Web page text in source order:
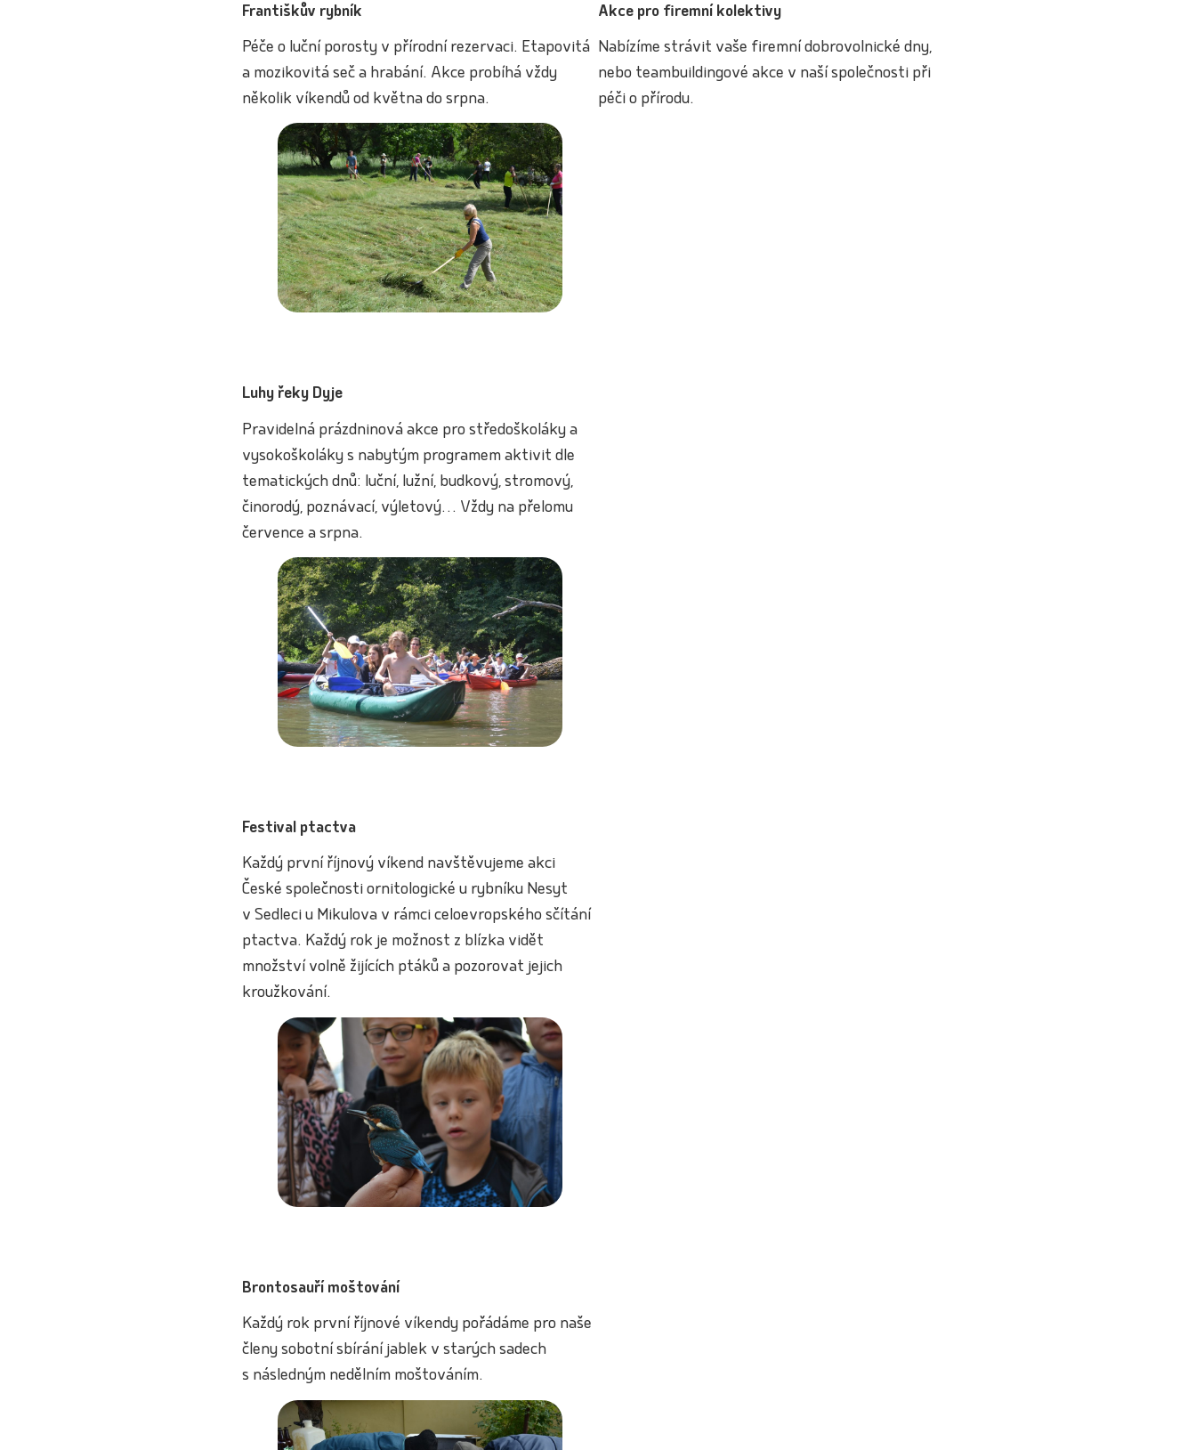
Františkův rybník
Péče o luční porosty v přírodní rezervaci. Etapovitá
a mozikovitá seč a hrabání. Akce probíhá vždy
několik víkendů od května do srpna.
Akce pro firemní kolektivy
Nabízíme strávit vaše firemní dobrovolnické dny,
nebo teambuildingové akce v naší společnosti při
péči o přírodu.
Luhy řeky Dyje
Pravidelná prázdninová akce pro středoškoláky a
vysokoškoláky s nabytým programem aktivit dle
tematických dnů: luční, lužní, budkový, stromový,
činorodý, poznávací, výletový… Vždy na přelomu
července a srpna.
Festival ptactva
Každý první říjnový víkend navštěvujeme akci
České společnosti ornitologické u rybníku Nesyt
v Sedleci u Mikulova v rámci celoevropského sčítání
ptactva. Každý rok je možnost z blízka vidět
množství volně žijících ptáků a pozorovat jejich
kroužkování.
Brontosauří moštování
Každý rok první říjnové víkendy pořádáme pro naše
členy sobotní sbírání jablek v starých sadech
s následným nedělním moštováním.